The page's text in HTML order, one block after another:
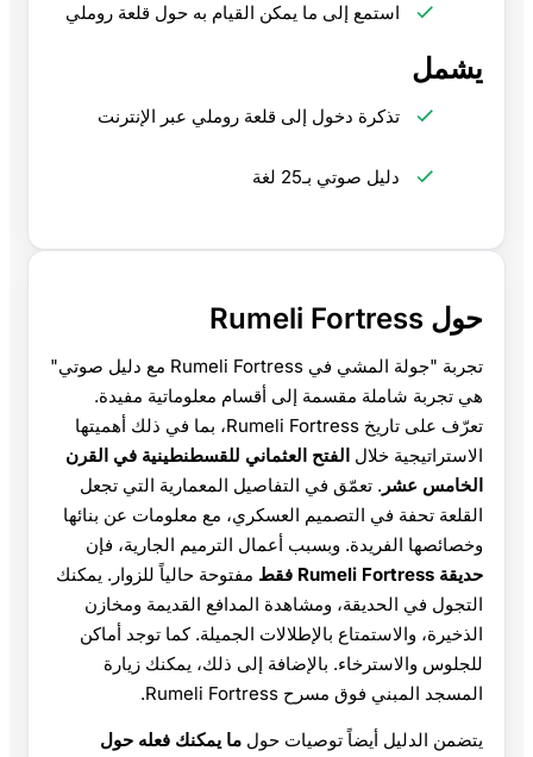
استمع إلى ما يمكن القيام به حول قلعة روملي
يشمل
تذكرة دخول إلى قلعة روملي عبر الإنترنت
دليل صوتي بـ25 لغة
حول Rumeli Fortress
تجربة "جولة المشي في Rumeli Fortress مع دليل صوتي"
هي تجربة شاملة مقسمة إلى أقسام معلوماتية مفيدة.
تعرّف على تاريخ Rumeli Fortress، بما في ذلك أهميتها
الاستراتيجية خلال الفتح العثماني للقسطنطينية في القرن
الخامس عشر . تعمّق في التفاصيل المعمارية التي تجعل
القلعة تحفة في التصميم العسكري، مع معلومات عن بنائها
وخصائصها الفريدة. وبسبب أعمال الترميم الجارية، فإن
حديقة Rumeli Fortress فقط
مفتوحة حالياً للزوار. يمكنك
التجول في الحديقة، ومشاهدة المدافع القديمة ومخازن
الذخيرة، والاستمتاع بالإطلالات الجميلة. كما توجد أماكن
للجلوس والاسترخاء. بالإضافة إلى ذلك، يمكنك زيارة
المسجد المبني فوق مسرح Rumeli Fortress.
يتضمن الدليل أيضاً توصيات حول ما يمكنك فعله حول